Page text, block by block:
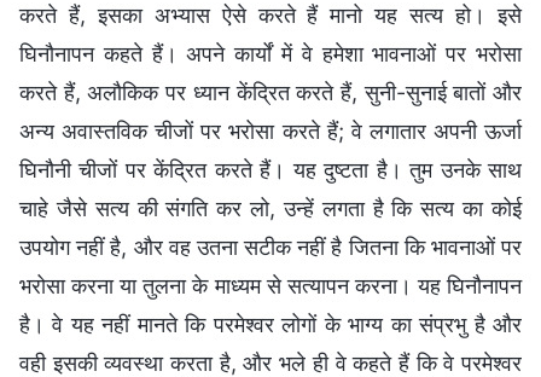
करते हैं, इसका अभ्यास ऐसे करते हैं मानो यह सत्य हो। इसे
घिनौनापन कहते हैं। अपने कार्यों में वे हमेशा भावनाओं पर भरोसा
करते हैं, अलौकिक पर ध्यान केंद्रित करते हैं, सुनी-सुनाई बातों और
अन्य अवास्तविक चीजों पर भरोसा करते हैं; वे लगातार अपनी ऊर्जा
घिनौनी चीजों पर केंद्रित करते हैं। यह दुष्टता है। तुम उनके साथ
चाहे जैसे सत्य की संगति कर लो, उन्हें लगता है कि सत्य का कोई
उपयोग नहीं है, और वह उतना सटीक नहीं है जितना कि भावनाओं पर
भरोसा करना या तुलना के माध्यम से सत्यापन करना। यह घिनौनापन
है। वे यह नहीं मानते कि परमेश्वर लोगों के भाग्य का संप्रभु है और
वही इसकी व्यवस्था करता है, और भले ही वे कहते हैं कि वे परमेश्वर